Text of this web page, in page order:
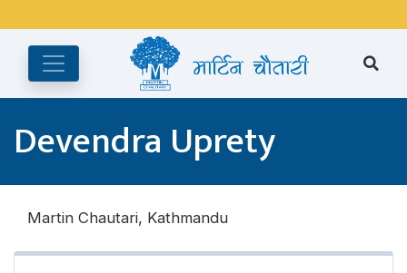
पुस्तकालय बन्द रहने छ ।
Devendra Uprety
Martin Chautari, Kathmandu